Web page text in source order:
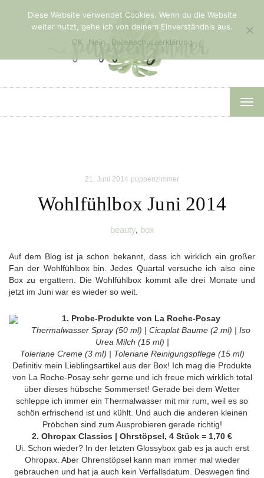
21. Juni 2014 puppenzimmer
Wohlfühlbox Juni 2014
beauty, box
Auf dem Blog ist ja schon bekannt, dass ich wirklich ein großer
Fan der Wohlfühlbox bin. Jedes Quartal versuche ich also eine
Box zu ergattern. Die Wohlfühlbox kommt alle drei Monate und
jetzt im Juni war es wieder so weit.
1. Probe-Produkte von La Roche-Posay
Thermalwasser Spray (50 ml) | Cicaplat Baume (2 ml) | Iso
Urea Milch (15 ml) |
Toleriane Creme (3 ml) | Toleriane Reinigungspflege (15 ml)
Definitiv mein Lieblingsartikel aus der Box! Ich mag die Produkte
von La Roche-Posay sehr gerne und ich freue mich wirklich total
über dieses hübsche Sommerset! Gerade bei dem Wetter
schleppe ich immer ein Thermalwasser mit mir rum, weil es so
schön erfrischend ist und kühlt. Und auch die anderen kleinen
Pröbchen sind zum Ausprobieren gerade richtig!
2. Ohropax Classics | Ohrstöpsel, 4 Stück = 1,70 €
Ui. Schon wieder? In der letzten Glossybox gab es ja auch erst
Ohropax. Aber Ohrenstöpsel kann man immer mal wieder
gebrauchen und hat ja auch kein Verfallsdatum. Deswegen find
Diese Website verwendet Cookies. Wenn du die Website
weiter nutzt, gehe ich von deinem Einverständnis aus.
OK
Nein Datenschutzerklärung